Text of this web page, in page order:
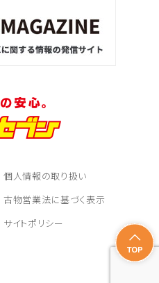
個人情報の取り扱い
古物営業法に基づく表示
サイトポリシー